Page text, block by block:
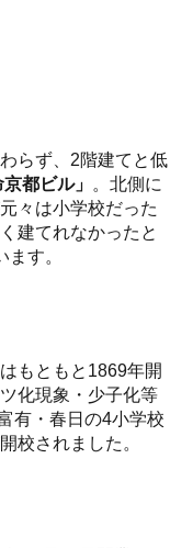
らず、2階建てと低
都ビル」 。北側に
々は小学校だった
建てれなかったと
す。
もともと1869年開
化現象・少子化等
有・春日の4小学校
校されました。